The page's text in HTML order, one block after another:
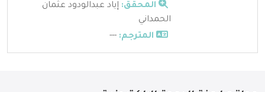
المحقق: إياد عبدالودود عثمان
الحمداني
المترجم: ---